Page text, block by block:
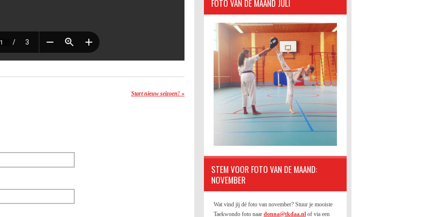
Start nieuw seizoen! »
FOTO VAN DE MAAND JULI
STEM VOOR FOTO VAN DE MAAND:
NOVEMBER
Wat vind jij dé foto van november? Stuur je mooiste
Taekwondo foto naar donna@tkdaa.nl of via een